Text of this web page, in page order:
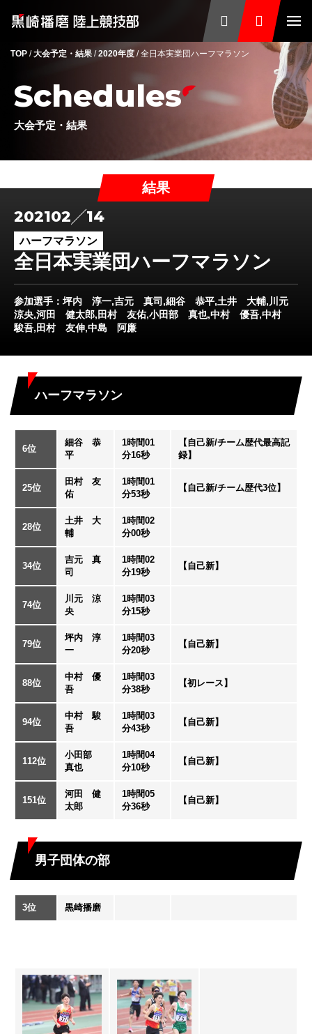
TOP /大会予定・結果 /2020年度 /全日本実業団ハーフマラソン
Schedules
大会予定・結果
結果
202102 14
ハーフマラソン
全日本実業団ハーフマラソン
参加選手 ：坪内 淳一,吉元 真司,細谷 恭平,土井 大輔,川元
涼央,河田 健太郎,田村 友佑,小田部 真也,中村 優吾,中村
駿吾,田村 友伸,中島 阿廉
ハーフマラソン
6位
細谷 恭
平
1時間01
分16秒
【自己新/チーム歴代最高記
録】
25位
田村 友
佑
1時間01
分53秒
【自己新/チーム歴代3位】
28位
土井 大
輔
1時間02
分00秒
34位
吉元 真
司
1時間02
分19秒
【自己新】
74位
川元 涼
央
1時間03
分15秒
79位
坪内 淳
一
1時間03
分20秒
【自己新】
88位
中村 優
吾
1時間03
分38秒
【初レース】
94位
中村 駿
吾
1時間03
分43秒
【自己新】
112位
小田部
真也
1時間04
分10秒
【自己新】
151位
河田 健
太郎
1時間05
分36秒
【自己新】
男子団体の部
3位 黒崎播磨